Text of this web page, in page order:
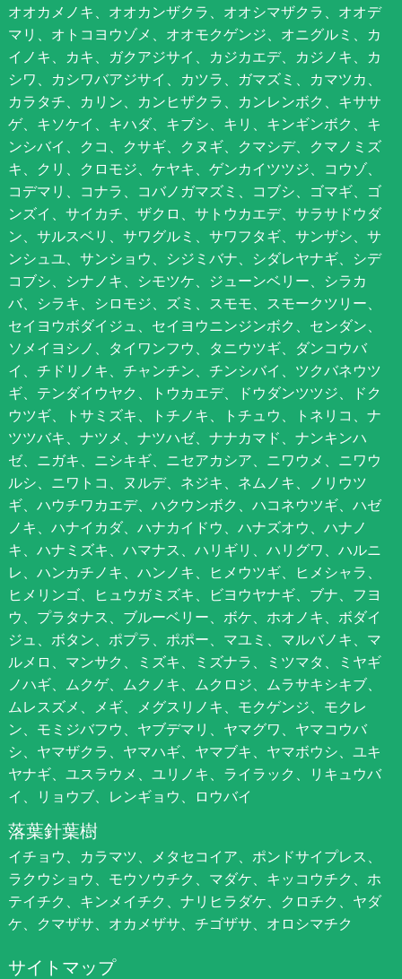
オオカメノキ、オオカンザクラ、オオシマザクラ、オオデ
マリ、オトコヨウゾメ、オオモクゲンジ、オニグルミ、カ
イノキ、カキ、ガクアジサイ、カジカエデ、カジノキ、カ
シワ、カシワバアジサイ、カツラ、ガマズミ、カマツカ、
カラタチ、カリン、カンヒザクラ、カンレンボク、キササ
ゲ、キソケイ、キハダ、キブシ、キリ、キンギンボク、キ
ンシバイ、クコ、クサギ、クヌギ、クマシデ、クマノミズ
キ、クリ、クロモジ、ケヤキ、ゲンカイツツジ、コウゾ、
コデマリ、コナラ、コバノガマズミ、コブシ、ゴマギ、ゴ
ンズイ、サイカチ、ザクロ、サトウカエデ、サラサドウダ
ン、サルスベリ、サワグルミ、サワフタギ、サンザシ、サ
ンシュユ、サンショウ、シジミバナ、シダレヤナギ、シデ
コブシ、シナノキ、シモツケ、ジューンベリー、シラカ
バ、シラキ、シロモジ、ズミ、スモモ、スモークツリー、
セイヨウボダイジュ、セイヨウニンジンボク、センダン、
ソメイヨシノ、タイワンフウ、タニウツギ、ダンコウバ
イ、チドリノキ、チャンチン、チンシバイ、ツクバネウツ
ギ、テンダイウヤク、トウカエデ、ドウダンツツジ、ドク
ウツギ、トサミズキ、トチノキ、トチュウ、トネリコ、ナ
ツツバキ、ナツメ、ナツハゼ、ナナカマド、ナンキンハ
ゼ、ニガキ、ニシキギ、ニセアカシア、ニワウメ、ニワウ
ルシ、ニワトコ、ヌルデ、ネジキ、ネムノキ、ノリウツ
ギ、ハウチワカエデ、ハクウンボク、ハコネウツギ、ハゼ
ノキ、ハナイカダ、ハナカイドウ、ハナズオウ、ハナノ
キ、ハナミズキ、ハマナス、ハリギリ、ハリグワ、ハルニ
レ、ハンカチノキ、ハンノキ、ヒメウツギ、ヒメシャラ、
ヒメリンゴ、ヒュウガミズキ、ビヨウヤナギ、ブナ、フヨ
ウ、プラタナス、ブルーベリー、ボケ、ホオノキ、ボダイ
ジュ、ボタン、ポプラ、ポポー、マユミ、マルバノキ、マ
ルメロ、マンサク、ミズキ、ミズナラ、ミツマタ、ミヤギ
ノハギ、ムクゲ、ムクノキ、ムクロジ、ムラサキシキブ、
ムレスズメ、メギ、メグスリノキ、モクゲンジ、モクレ
ン、モミジバフウ、ヤブデマリ、ヤマグワ、ヤマコウバ
シ、ヤマザクラ、ヤマハギ、ヤマブキ、ヤマボウシ、ユキ
ヤナギ、ユスラウメ、ユリノキ、ライラック、リキュウバ
イ、リョウブ、レンギョウ、ロウバイ
落葉針葉樹
イチョウ、カラマツ、メタセコイア、ポンドサイプレス、
ラクウショウ、モウソウチク、マダケ、キッコウチク、ホ
テイチク、キンメイチク、ナリヒラダケ、クロチク、ヤダ
ケ、クマザサ、オカメザサ、チゴザサ、オロシマチク
サイトマップ